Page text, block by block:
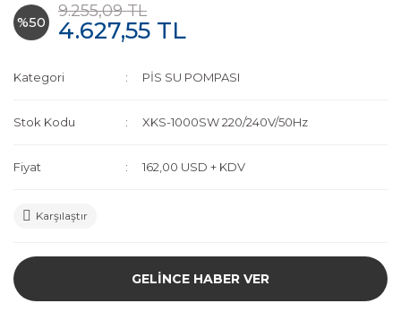
%50
9.255,09 TL
4.627,55 TL
Kategori PİS SU POMPASI
Stok Kodu XKS-1000SW 220/240V/50Hz
Fiyat 162,00 USD + KDV
Karşılaştır
GELİNCE HABER VER